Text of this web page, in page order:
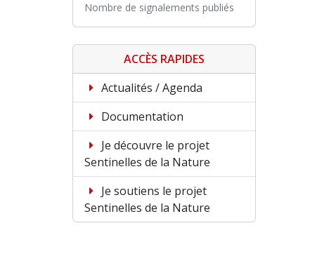
Nombre de signalements publiés
ACCÈS RAPIDES
Actualités / Agenda
Documentation
Je découvre le projet
Sentinelles de la Nature
Je soutiens le projet
Sentinelles de la Nature